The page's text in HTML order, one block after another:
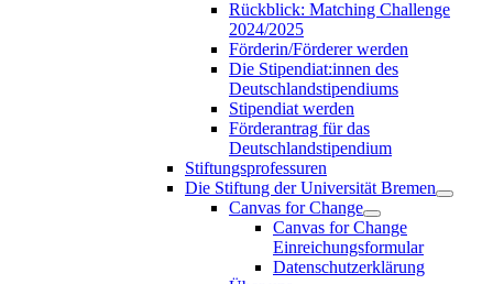
Rückblick: Matching Challenge
2024/2025
Förderin/Förderer werden
Die Stipendiat:innen des
Deutschlandstipendiums
Stipendiat werden
Förderantrag für das
Deutschlandstipendium
Stiftungsprofessuren
Die Stiftung der Universität Bremen
Canvas for Change
Canvas for Change
Einreichungsformular
Datenschutzerklärung